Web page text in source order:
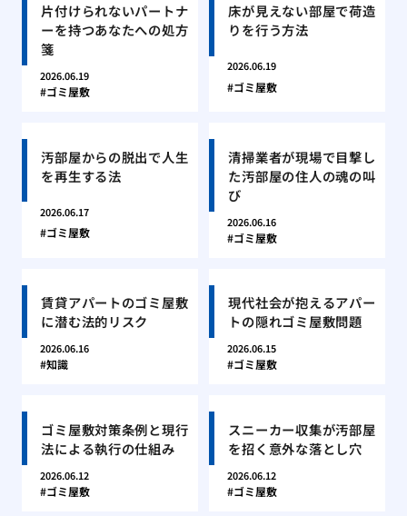
片付けられないパートナ
ーを持つあなたへの処方
箋
2026.06.19
ゴミ屋敷
床が見えない部屋で荷造
りを行う方法
2026.06.19
ゴミ屋敷
汚部屋からの脱出で人生
を再生する法
2026.06.17
ゴミ屋敷
清掃業者が現場で目撃し
た汚部屋の住人の魂の叫
び
2026.06.16
ゴミ屋敷
賃貸アパートのゴミ屋敷
に潜む法的リスク
2026.06.16
知識
現代社会が抱えるアパー
トの隠れゴミ屋敷問題
2026.06.15
ゴミ屋敷
ゴミ屋敷対策条例と現行
法による執行の仕組み
2026.06.12
ゴミ屋敷
スニーカー収集が汚部屋
を招く意外な落とし穴
2026.06.12
ゴミ屋敷